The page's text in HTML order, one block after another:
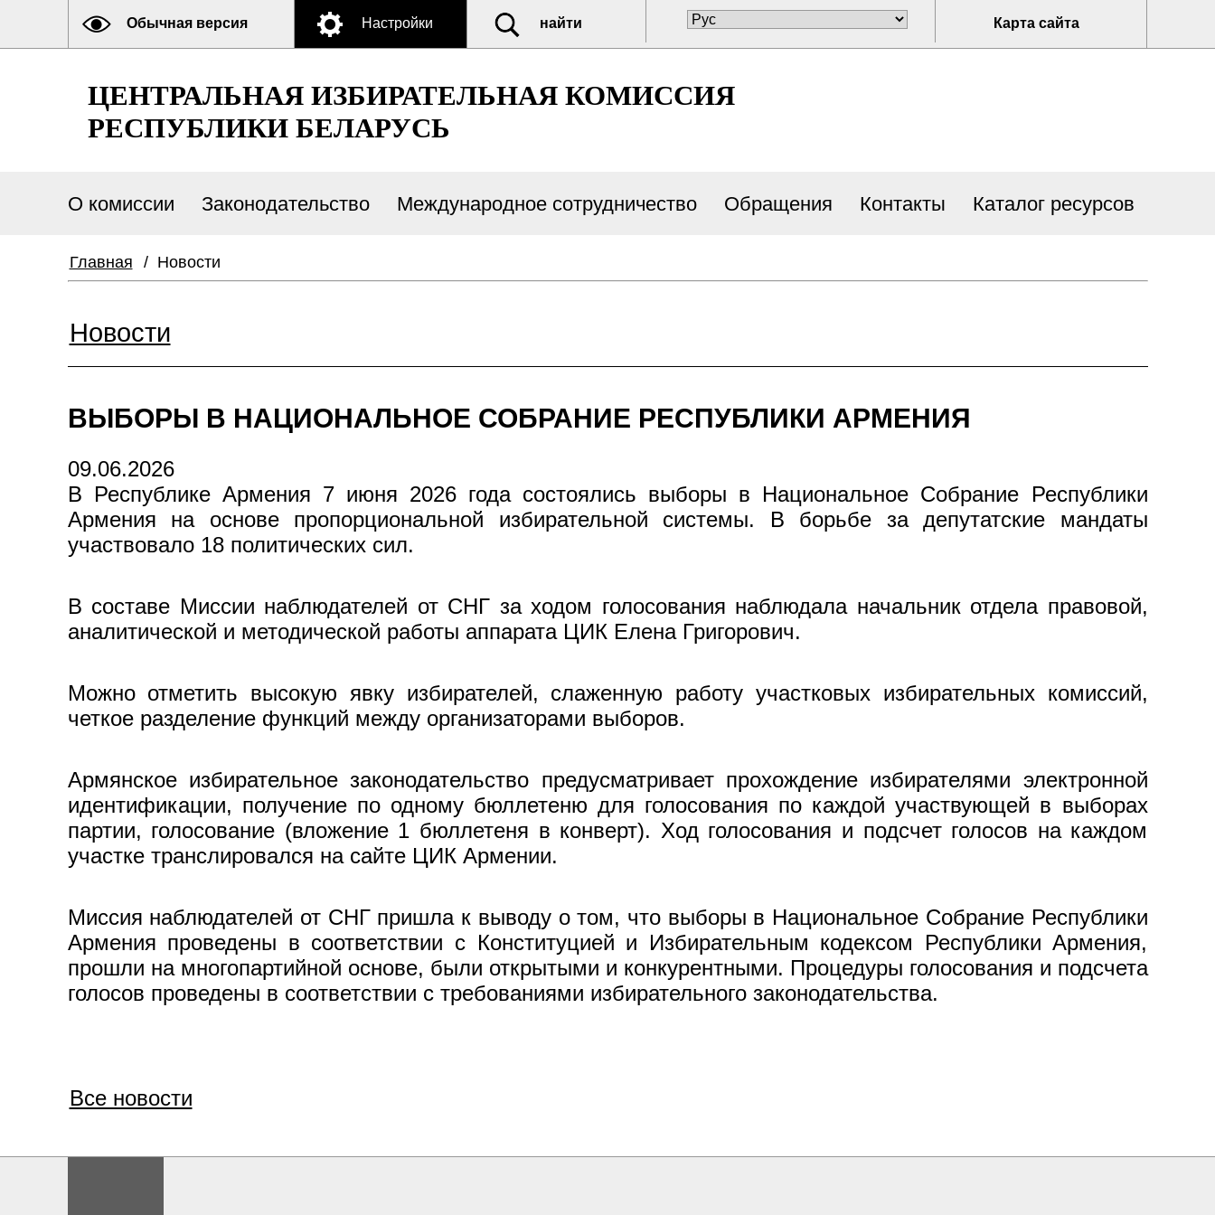
Обычная версия Настройки найти Карта сайта
ЦЕНТРАЛЬНАЯ ИЗБИРАТЕЛЬНАЯ КОМИССИЯ
РЕСПУБЛИКИ БЕЛАРУСЬ
О комиссии Законодательство Международное сотрудничество Обращения Контакты Каталог ресурсов
Главная / Новости
Новости
ВЫБОРЫ В НАЦИОНАЛЬНОЕ СОБРАНИЕ РЕСПУБЛИКИ АРМЕНИЯ
09.06.2026
В Республике Армения 7 июня 2026 года состоялись выборы в Национальное Собрание Республики
Армения на основе пропорциональной избирательной системы. В борьбе за депутатские мандаты
участвовало 18 политических сил.
В составе Миссии наблюдателей от СНГ за ходом голосования наблюдала начальник отдела правовой,
аналитической и методической работы аппарата ЦИК Елена Григорович.
Можно отметить высокую явку избирателей, слаженную работу участковых избирательных комиссий,
четкое разделение функций между организаторами выборов.
Армянское избирательное законодательство предусматривает прохождение избирателями электронной
идентификации, получение по одному бюллетеню для голосования по каждой участвующей в выборах
партии, голосование (вложение 1 бюллетеня в конверт). Ход голосования и подсчет голосов на каждом
участке транслировался на сайте ЦИК Армении.
Миссия наблюдателей от СНГ пришла к выводу о том, что выборы в Национальное Собрание Республики
Армения проведены в соответствии с Конституцией и Избирательным кодексом Республики Армения,
прошли на многопартийной основе, были открытыми и конкурентными. Процедуры голосования и подсчета
голосов проведены в соответствии с требованиями избирательного законодательства.
Все новости